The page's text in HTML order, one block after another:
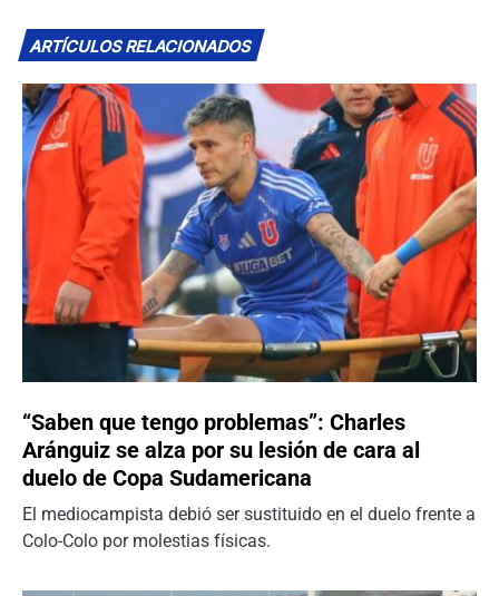
ARTÍCULOS RELACIONADOS
“Saben que tengo problemas”: Charles
Aránguiz se alza por su lesión de cara al
duelo de Copa Sudamericana
El mediocampista debió ser sustituido en el duelo frente a
Colo-Colo por molestias físicas.